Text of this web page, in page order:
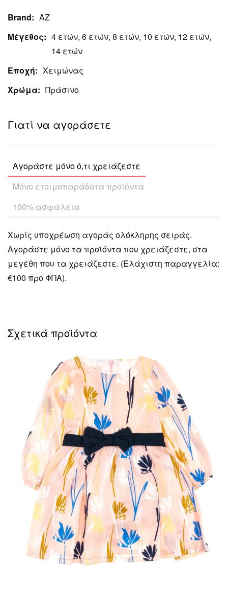
Brand: AZ
Μέγεθος: 4 ετών, 6 ετών, 8 ετών, 10 ετών, 12 ετών,
14 ετών
Εποχή: Χειμώνας
Χρώμα: Πράσινο
Γιατί να αγοράσετε
Αγοράστε μόνο ό,τι χρειάζεστε
Μόνο ετοιμοπαράδοτα προϊόντα
100% ασφάλεια
Χωρίς υποχρέωση αγοράς ολόκληρης σειράς.
Αγοράστε μόνο τα προϊόντα που χρειάζεστε, στα
μεγέθη που τα χρειάζεστε. (Ελάχιστη παραγγελία:
€100 προ ΦΠΑ).
Σχετικά προϊόντα